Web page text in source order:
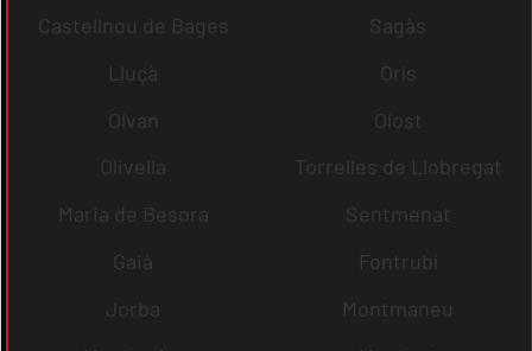
Castellnou de Bages
Sagàs
Lluçà
Orís
Olvan
Olost
Olivella
Torrelles de Llobregat
Maria de Besora
Sentmenat
Gaià
Fontrubí
Jorba
Montmaneu